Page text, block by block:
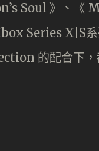
Soul 》、
Series X|S系
的配合下，